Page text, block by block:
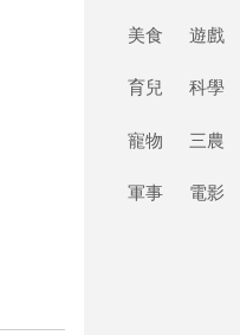
美食 遊戲
育兒 科學
寵物 三農
軍事 電影